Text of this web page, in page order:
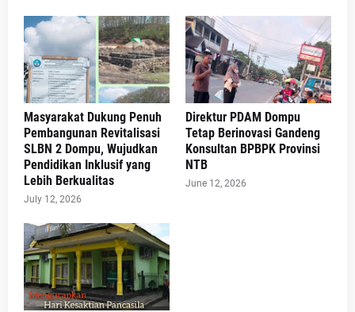
Masyarakat Dukung Penuh
Pembangunan Revitalisasi
SLBN 2 Dompu, Wujudkan
Pendidikan Inklusif yang
Lebih Berkualitas
July 12, 2026
Direktur PDAM Dompu
Tetap Berinovasi Gandeng
Konsultan BPBPK Provinsi
NTB
June 12, 2026